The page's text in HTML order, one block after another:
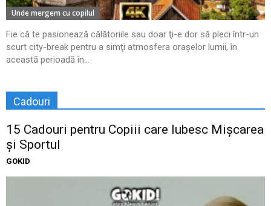
Unde mergem cu copilul
Fie că te pasionează călătoriile sau doar ţi-e dor să pleci într-un
scurt city-break pentru a simţi atmosfera oraşelor lumii, în
această perioadă în...
Cadouri
15 Cadouri pentru Copiii care Iubesc Mișcarea
și Sportul
GOKID